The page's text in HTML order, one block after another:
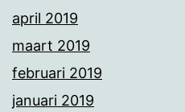
april 2019
maart 2019
februari 2019
januari 2019